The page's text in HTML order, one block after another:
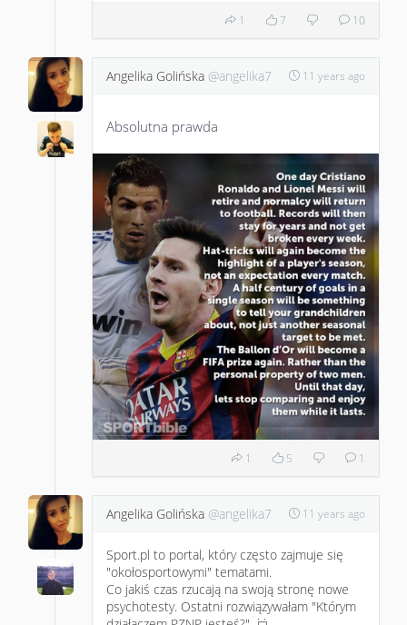
1 7 10
Angelika Golińska @angelika7 11 years ago
Absolutna prawda
1 5 1
Angelika Golińska @angelika7 11 years ago
Sport.pl to portal, który często zajmuje się
"okołosportowymi" tematami.
Co jakiś czas rzucają na swoją stronę nowe
psychotesty. Ostatni rozwiązywałam "Którym